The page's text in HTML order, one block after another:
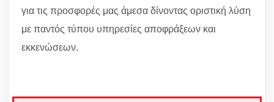
για τις προσφορές μας άμεσα δίνοντας οριστική λύση
με παντός τύπου υπηρεσίες αποφράξεων και
εκκενώσεων.